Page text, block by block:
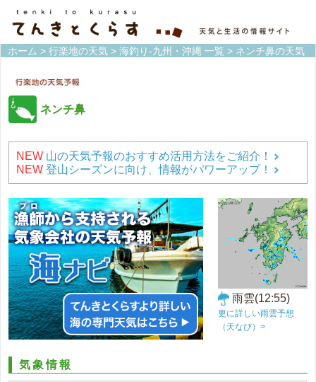
ホーム > 行楽地の天気 > 海釣り-九州・沖縄 一覧 > ネンチ鼻の天気
ネンチ鼻
NEW 山の天気予報のおすすめ活用方法をご紹介！
NEW 登山シーズンに向け、情報がパワーアップ！
雨雲(12:55)
更に詳しい雨雲予想
（天なび）>
気象情報